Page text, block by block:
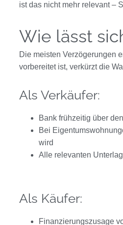
ist das nicht mehr relevant –
Wie lässt
Die meisten Verzögerungen
vorbereitet ist, verkürzt die
Als Verkäufer:
Bank frühzeitig über
Bei
wird
Alle relevanten
Als Käufer:
Finanzierungszusage